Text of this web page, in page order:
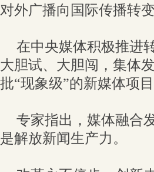
对外广播向国际传播转
在中央媒体积极推进
大胆试、大胆闯，集体
批“现象级”的新媒体项
专家指出，媒体融合
是解放新闻生产力。